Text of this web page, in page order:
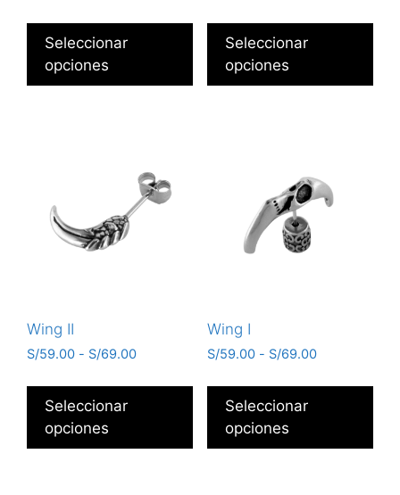
Seleccionar
opciones
Seleccionar
opciones
Wing II
S/59.00 - S/69.00
Seleccionar
opciones
Wing I
S/59.00 - S/69.00
Seleccionar
opciones